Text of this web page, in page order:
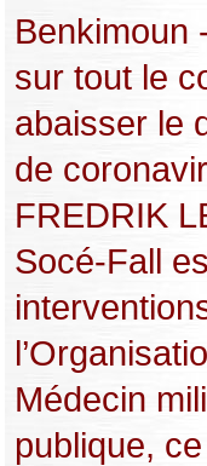
Benkimoun
sur tout le
abaisser le
de
FREDRIK
Socé-Fall
Médecin
publique,